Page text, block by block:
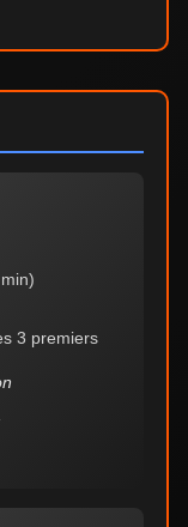
3 premiers